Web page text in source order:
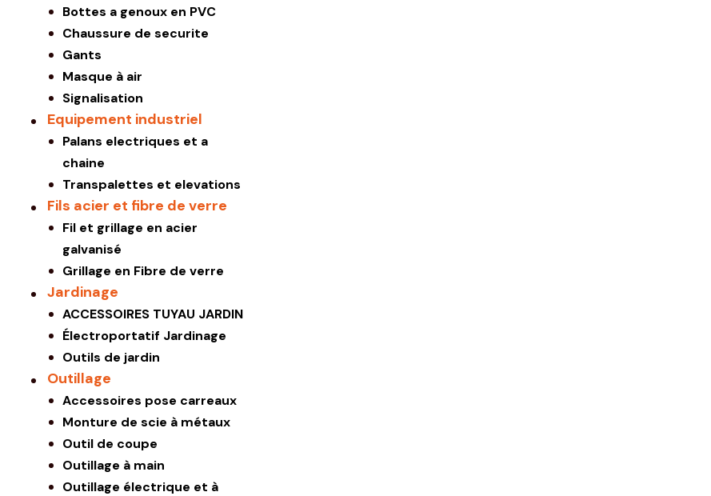
Bottes a genoux en PVC
Chaussure de securite
Gants
Masque à air
Signalisation
Equipement industriel
Palans electriques et a
chaine
Transpalettes et elevations
Fils acier et fibre de verre
Fil et grillage en acier
galvanisé
Grillage en Fibre de verre
Jardinage
ACCESSOIRES TUYAU JARDIN
Électroportatif Jardinage
Outils de jardin
Outillage
Accessoires pose carreaux
Monture de scie à métaux
Outil de coupe
Outillage à main
Outillage électrique et à